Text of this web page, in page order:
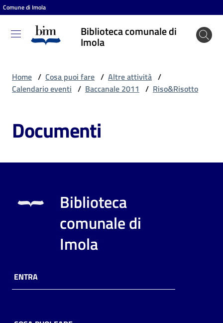
Vai al contenuto
Vai alla navigazione
Vai al footer
Comune di Imola
Biblioteca comunale di
Imola
Biblioteca
comunale
puoi
Risorse
online
Home / Cosa puoi fare / Altre attività /
Calendario eventi / Baccanale 2011 / Riso&Risotto
Documenti
Biblioteca
comunale di
Imola
ENTRA